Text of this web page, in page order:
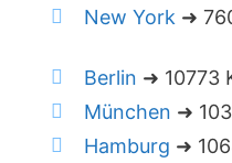
New York ➜
Berlin ➜ 10773
München ➜
Hamburg ➜